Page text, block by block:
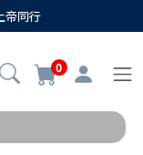
帝同行
0